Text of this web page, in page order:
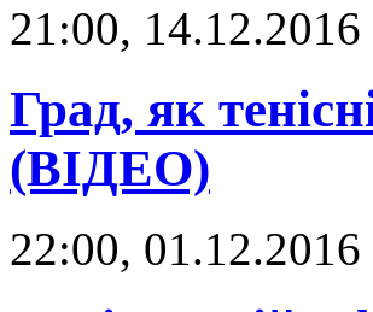
21:00, 14.12.2016
Град, як
(ВІДЕО)
22:00, 01.12.2016